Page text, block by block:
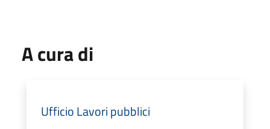
A cura di
Ufficio Lavori pubblici